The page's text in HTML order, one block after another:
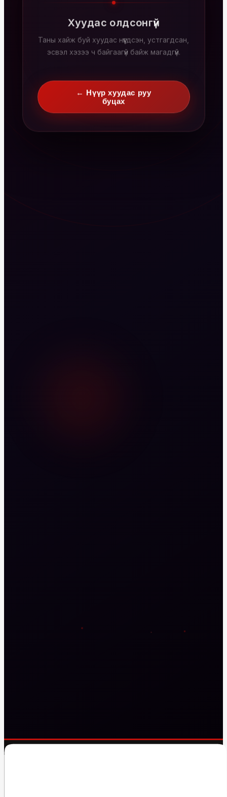
Хуудас олдсонгүй
Таны хайж буй хуудас нүүгдсэн, устгагдсан,
эсвэл хэзээ ч байгаагүй байж магадгүй.
← Нүүр хуудас руу
буцах